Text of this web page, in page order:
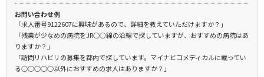
お問い合わせ例
「求人番号9122607に興味があるので、詳細を教えていただけますか？」
「残業が少なめの病院をJR○○線の沿線で探していますが、おすすめの病院はあ
りますか？」
「訪問リハビリの募集を都内で探しています。マイナビコメディカルに載ってい
る○○○○○以外におすすめの求人はありますか？」